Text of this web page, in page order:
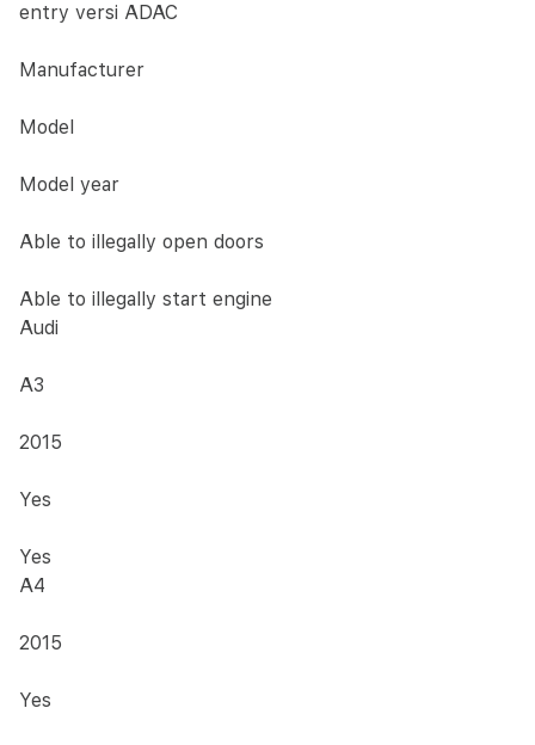
entry versi ADAC
Manufacturer
Model
Model year
Able to illegally open doors
Able to illegally start engine
Audi
A3
2015
Yes
Yes
A4
2015
Yes